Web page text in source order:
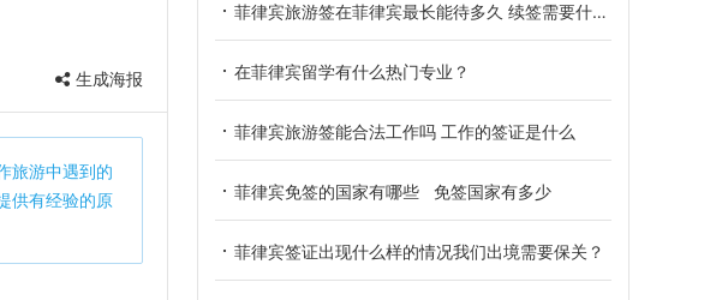
生成海报
旅游中遇到的
供有经验的原
菲律宾旅游签在菲律宾最长能待多久 续签需要什么材料
在菲律宾留学有什么热门专业？
菲律宾旅游签能合法工作吗 工作的签证是什么
菲律宾免签的国家有哪些 免签国家有多少
菲律宾签证出现什么样的情况我们出境需要保关？